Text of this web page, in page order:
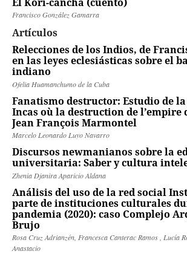
Francisco González Gamarra
Artículos
Relecciones de los Indios, de
en las leyes eclesiásticas sobre el
indiano
Ofelia Huamanchumo de la Cuba
Fanatismo destructor: Estudio de
Incas où la destruction de l’empire
Jean François Marmontel
Marcelo Leonardo Luyo Navarro
Discursos newmanianos sobre la
universitaria: Saber y cultura
Zhenia Djanira Aparicio Aldana
Análisis del uso de la red social
parte de instituciones culturales
pandemia (2020): caso Complejo
Brujo
Rosa Cruz Adrianzén, Francesca Canterac Ramos , Lucía
Anastacio